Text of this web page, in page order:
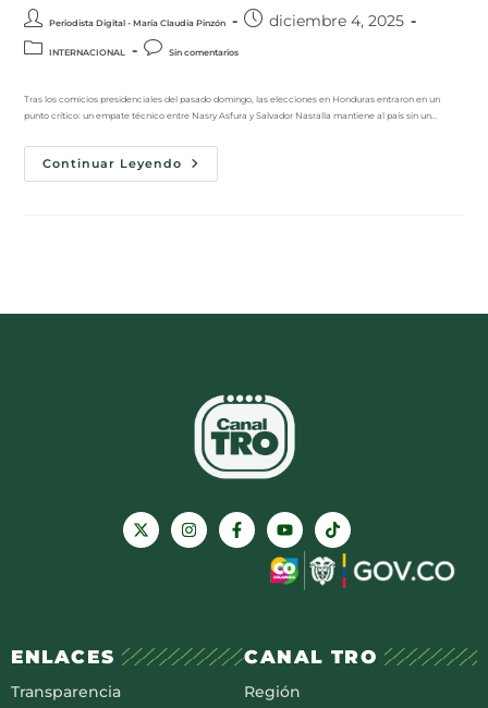
Periodista Digital - María Claudia Pinzón diciembre 4, 2025
INTERNACIONAL Sin comentarios
Tras los comicios presidenciales del pasado domingo, las elecciones en Honduras entraron en un
punto crítico: un empate técnico entre Nasry Asfura y Salvador Nasralla mantiene al país sin un…
Continuar Leyendo
ENLACES
Transparencia
CANAL TRO
Región